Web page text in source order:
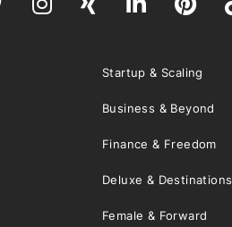
Startup & Scaling
Business & Beyond
Finance & Freedom
Deluxe & Destinations
Female & Forward